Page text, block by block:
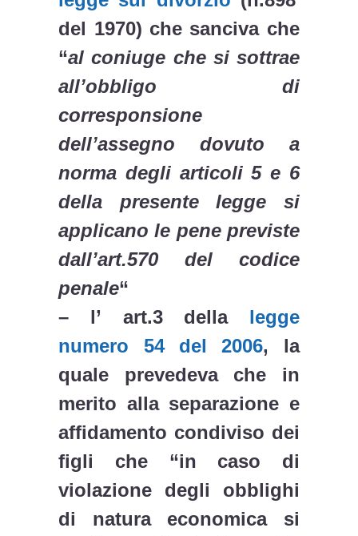
del 1970) che sanciva che
“al coniuge che si sottrae
all’obbligo di
corresponsione
dell’assegno dovuto a
norma degli articoli 5 e 6
della presente legge si
applicano le pene previste
dall’art.570 del codice
penale“
– l’ art.3 dellalegge
numero 54 del 2006, la
quale prevedeva che in
merito alla separazione e
affidamento condiviso dei
figli che “in caso di
violazione degli obblighi
di natura economica si